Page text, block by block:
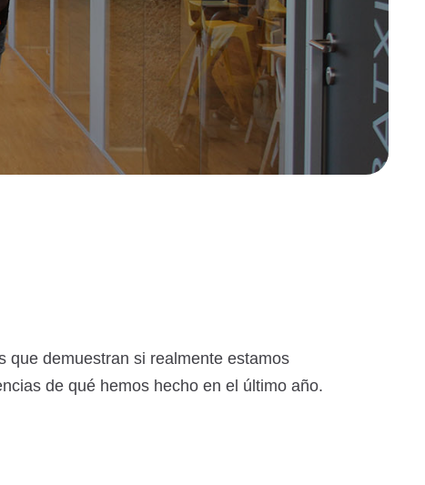
que demuestran si realmente estamos
de qué hemos hecho en el último año.